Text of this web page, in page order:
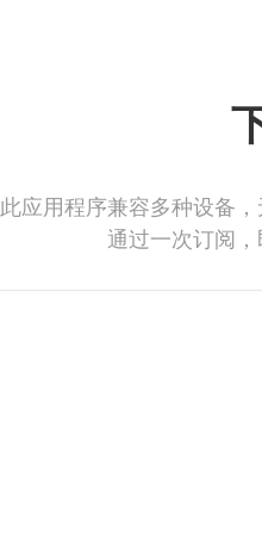
此应用程序兼容多种设备
通过一次订阅